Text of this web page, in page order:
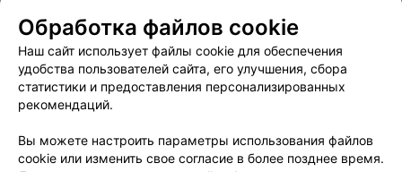
Пользовательское соглашение
Способы оплаты
Вакансии
Партнеры
Написать руководителю 103.by
Обработка персональных данных
Обработка файлов cookie
Наш сайт использует файлы cookie для обеспечения
удобства пользователей сайта, его улучшения, сбора
статистики и предоставления персонализированных
рекомендаций.
Вы можете настроить параметры использования файлов
cookie или изменить свое согласие в более позднее время.